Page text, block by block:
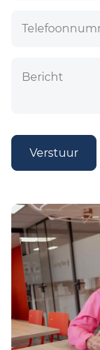
Verstuur